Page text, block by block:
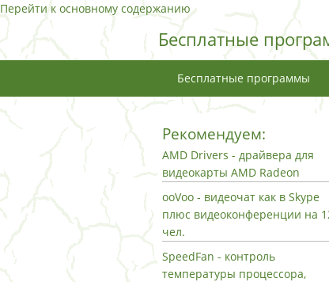
Перейти к основному содержанию
Бесплатные
Бесплатные программы
Рекомендуем:
AMD Drivers - драйвера для
видеокарты AMD Radeon
ooVoo - видеочат как в Skype
плюс видеоконференции на
чел.
SpeedFan - контроль
температуры процессора,